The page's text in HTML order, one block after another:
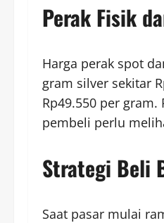
Perak Fisik
Harga perak spot
gram silver sekitar
Rp49.550 per
pembeli perlu
Strategi Beli
Saat pasar mulai